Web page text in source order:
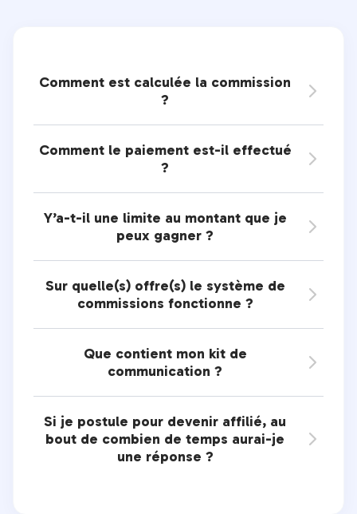
Comment est calculée la commission
?

Comment le paiement est-il effectué
?

Y’a-t-il une limite au montant que je
peux gagner ?

Sur quelle(s) offre(s) le système de
commissions fonctionne ?

Que contient mon kit de
communication ?

Si je postule pour devenir affilié, au
bout de combien de temps aurai-je
une réponse ?
